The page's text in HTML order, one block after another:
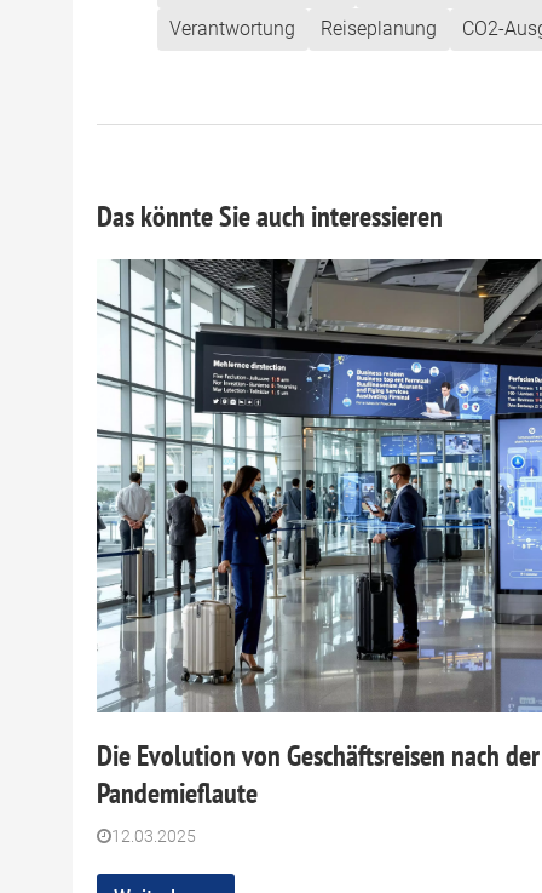
Verantwortung
Reiseplanung CO2-
Das könnte Sie auch interessieren
Die Evolution von Geschäftsreisen nach der
Pandemieflaute
12.03.2025